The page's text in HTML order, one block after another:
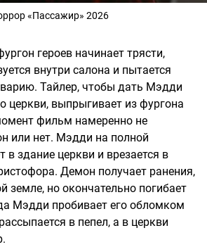
«Пассажир» 2026
героев начинает трясти,
внутри салона и пытается
Тайлер, чтобы дать Мэдди
церкви, выпрыгивает из фургона
фильм намеренно не
или нет. Мэдди на полной
в здание церкви и врезается в
Демон получает ранения,
земле, но окончательно погибает
Мэдди пробивает его обломком
в пепел, а в церкви